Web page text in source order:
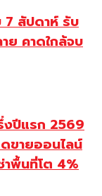
7 สัปดาห์ รับ
ย คาดใกล้จบ
งปีแรก 2569
ขายออนไลน์
าพื้นที่โต 4%